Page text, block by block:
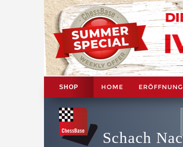
SHOP HOME
Schach